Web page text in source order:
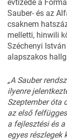
évtizede a
Sauber- és az
csaknem
melletti, hinwili
Széchenyi
alapszakos
„A Sauber
ilyenre
Szeptember óta
az első
a fejlesztési és
egyes